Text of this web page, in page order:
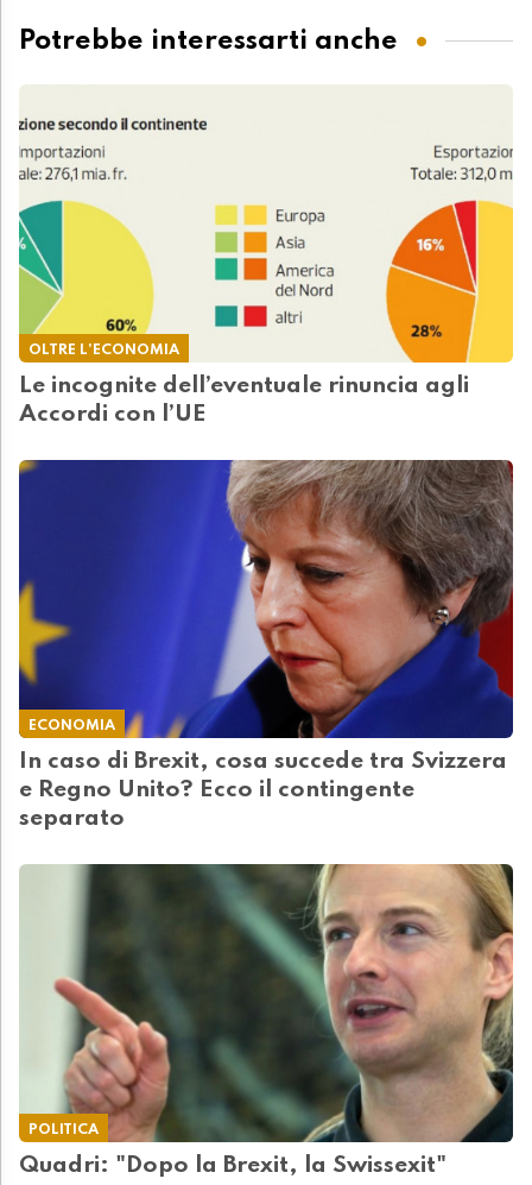
Potrebbe interessarti anche
OLTRE L'ECONOMIA
Le incognite dell’eventuale rinuncia agli
Accordi con l’UE
ECONOMIA
In caso di Brexit, cosa succede tra Svizzera
e Regno Unito? Ecco il contingente
separato
POLITICA
Quadri: "Dopo la Brexit, la Swissexit"